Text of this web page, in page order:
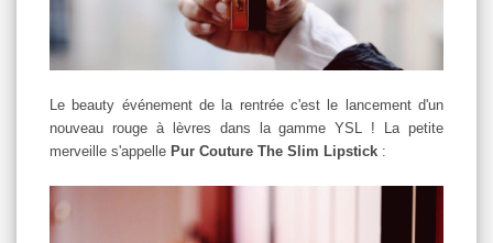
Le beauty événement de la rentrée c'est le lancement d'un
nouveau rouge à lèvres dans la gamme YSL ! La petite
merveille s'appelle Pur Couture The Slim Lipstick :